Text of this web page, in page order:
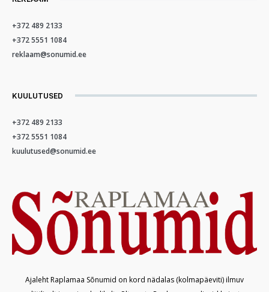
+372 489 2133
+372 5551 1084
reklaam@sonumid.ee
KUULUTUSED
+372 489 2133
+372 5551 1084
kuulutused@sonumid.ee
Ajaleht Raplamaa Sõnumid on kord nädalas (kolmapäeviti) ilmuv